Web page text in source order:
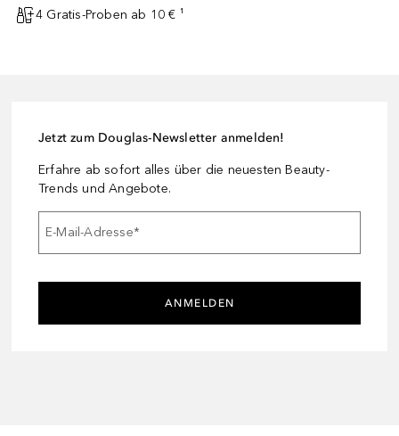
4 Gratis-Proben ab 10 € ¹
Jetzt zum Douglas-Newsletter anmelden!
Erfahre ab sofort alles über die neuesten Beauty-
Trends und Angebote.
E-Mail-Adresse*
ANMELDEN